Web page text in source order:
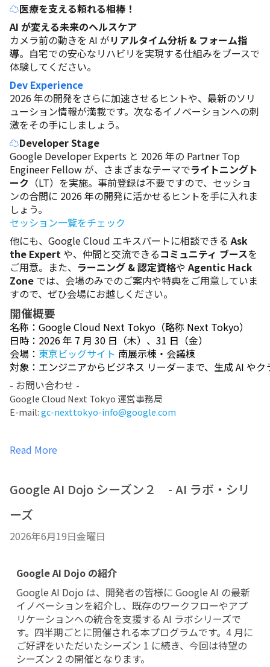
☁️医療を支える頼れる相棒！
AI が変える未来のヘルスケア
カメラ前の動きを AI がリアルタイム分析 & フォーム指
導。自宅での安心なリハビリを実現する仕組みをブースで
体験してください。
Dev Experience
2026 年の開発をさらに加速させるヒントや、最新のソリ
ューション情報が満載です。次なるイノベーションへの刺
激をその手にしましょう。
☁️Developer Stage
Google Developer Experts と 2026 年の Partner Top
Engineer Fellow が、さまざまなテーマでライトニングト
ーク （LT）を実施。事前登録は不要ですので、セッショ
ンの合間に 2026 年の開発に活かせるヒントを手に入れま
セッション一覧をチェック
他にも、Google Cloud エキスパートに相談できる Ask
the Expert や、仲間と交流できるコミュニティ ブースを
ご用意。また、 ラーニング & 認定資格や Agentic Hack
Zone では、会場のみでのご案内や特典をご用意していま
すので、ぜひ会場にお越しください。
開催概要
名称：Google Cloud Next Tokyo（略称 Next Tokyo）
日時：2026 年 7 月 30 日（木）、31 日（金）
会場： 東京ビッグサイト 南展示棟・会議棟
対象：エンジニアからビジネス リーダーまで、生成 AI や
- お問い合わせ -
Google Cloud Next Tokyo 運営事務局
E-mail: gc-nexttokyo-info@google.com
Read More
Google AI Dojo シーズン２ - AI ラボ・シリ
ーズ
2026年6月19日金曜日
Google AI Dojo の紹介
Google AI Dojo は、開発者の皆様に Google AI の最新
イノベーションを紹介し、既存のワークフローやアプ
リケーションへの統合を支援する AI ラボシリーズで
す。四半期ごとに開催される本プログラムです。4 月に
ご好評をいただいたシーズン 1 に続き、今回は待望の
シーズン 2 の開催となります。